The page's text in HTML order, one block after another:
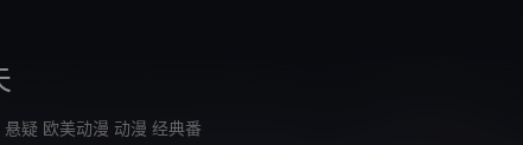
悬疑 欧美动漫 动漫 经典番